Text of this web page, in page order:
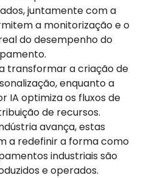
juntamente com a
a monitorização e o
do desempenho do
transformar a criação de
enquanto a
IA optimiza os fluxos de
de recursos.
avança, estas
a redefinir a forma como
industriais são
e operados.